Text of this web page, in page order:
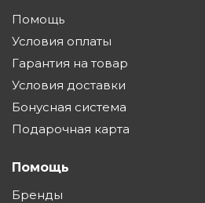
Помощь
Условия оплаты
Гарантия на товар
Условия доставки
Бонусная система
Подарочная карта
Помощь
Бренды